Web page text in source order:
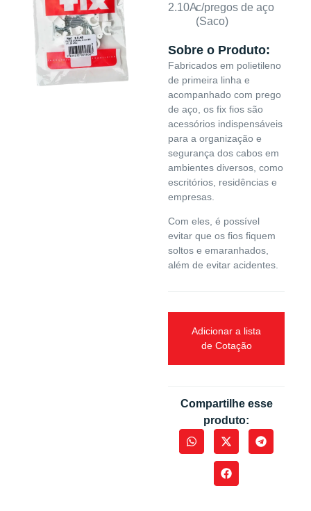
2.10Ac/pregos de aço
(Saco)
Sobre o Produto:
Fabricados em polietileno
de primeira linha e
acompanhado com prego
de aço, os fix fios são
acessórios indispensáveis
para a organização e
segurança dos cabos em
ambientes diversos, como
escritórios, residências e
empresas.
Com eles, é possível
evitar que os fios fiquem
soltos e emaranhados,
além de evitar acidentes.
Adicionar a lista
de Cotação
Compartilhe esse
produto: